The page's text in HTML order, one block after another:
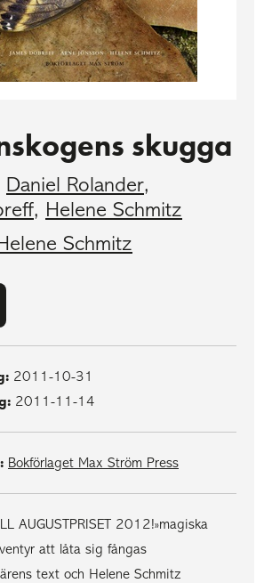
skugga
Daniel Rolander,
, Helene Schmitz
Schmitz
2011-10-31
2011-11-14
Bokförlaget Max Ström Press
AUGUSTPRISET 2012!»magiska
att låta sig fångas
text och Helene Schmitz